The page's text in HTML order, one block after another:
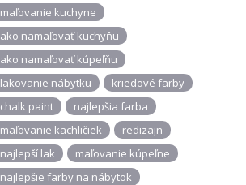
maľovanie kuchyne
ako namaľovať kuchyňu
ako namaľovať kúpeľňu
lakovanie nábytku
kriedové farby
chalk paint
najlepšia farba
maľovanie kachličiek
redizajn
najlepší lak
maľovanie kúpeľne
najlepšie farby na nábytok